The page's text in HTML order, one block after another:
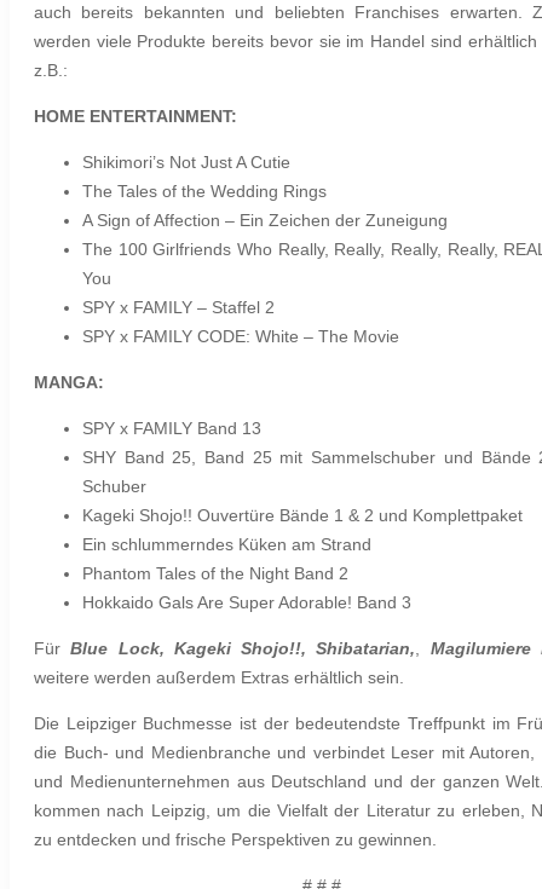
auch bereits bekannten und beliebten Franchises erwarten.
werden viele Produkte bereits bevor sie im Handel sind erhältlich
z.B.:
HOME ENTERTAINMENT:
Shikimori’s Not Just A Cutie
The Tales of the Wedding Rings
A Sign of Affection – Ein Zeichen der Zuneigung
The 100 Girlfriends Who Really, Really, Really, Really,
You
SPY x FAMILY – Staffel 2
SPY x FAMILY CODE: White – The Movie
MANGA:
SPY x FAMILY Band 13
SHY Band 25, Band 25 mit Sammelschuber und Bände
Schuber
Kageki Shojo!! Ouvertüre Bände 1 & 2 und Komplettpaket
Ein schlummerndes Küken am Strand
Phantom Tales of the Night Band 2
Hokkaido Gals Are Super Adorable! Band 3
FürBlue Lock, Kageki Shojo!!, Shibatarian,
Magilumiere
weitere werden außerdem Extras erhältlich sein.
Die Leipziger Buchmesse ist der bedeutendste Treffpunkt im
die Buch- und Medienbranche und verbindet Leser mit Autoren,
und Medienunternehmen aus Deutschland und der ganzen
kommen nach Leipzig, um die Vielfalt der Literatur zu erleben,
zu entdecken und frische Perspektiven zu gewinnen.